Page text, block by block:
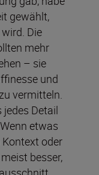
gewählt,
Die
mehr
– sie
und
vermitteln.
Detail
etwas
oder
besser,